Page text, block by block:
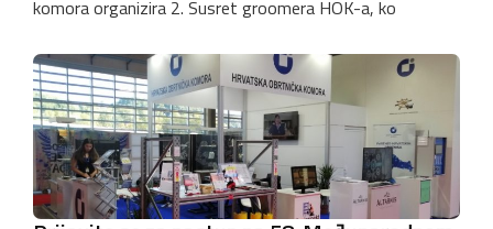
komora organizira 2. Susret groomera HOK-a, ko